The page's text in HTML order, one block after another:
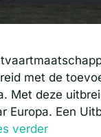
met de
Met deze
Europa. Een
verder